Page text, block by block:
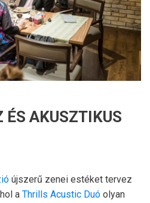
ÉS AKUSZTIKUS
újszerű zenei estéket tervez
a Thrills Acustic Duó olyan